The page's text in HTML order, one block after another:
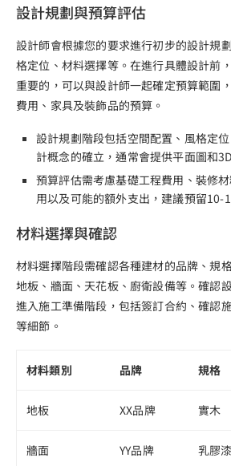
設計規劃與預算評估
設計師會根據您的要求進行初步的設計規
格定位、材料選擇等。在進行具體設計前
重要的，可以與設計師一起確定預算範圍
費用、家具及裝飾品的預算。
設計規劃階段包括空間配置、風格定
計概念的確立，通常會提供平面圖和
預算評估需考慮基礎工程費用、裝修
用以及可能的額外支出，建議預留10-
材料選擇與確認
材料選擇階段需確認各種建材的品牌、規
地板、牆面、天花板、廚衛設備等。確認
進入施工準備階段，包括簽訂合約、確認
等細節。
材料類別 品牌 規格
地板 XX品牌 實木
牆面 YY品牌 乳膠漆